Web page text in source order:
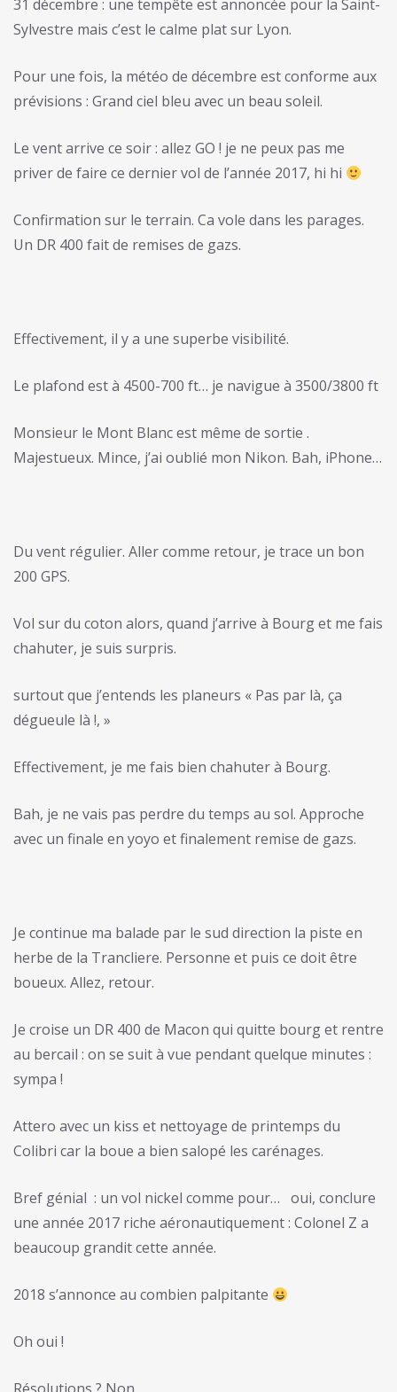
31 décembre : une tempête est annoncée pour la Saint-
Sylvestre mais c’est le calme plat sur Lyon.
Pour une fois, la météo de décembre est conforme aux
prévisions : Grand ciel bleu avec un beau soleil.
Le vent arrive ce soir : allez GO ! je ne peux pas me
priver de faire ce dernier vol de l’année 2017, hi hi
Confirmation sur le terrain. Ca vole dans les parages.
Un DR 400 fait de remises de gazs.
Effectivement, il y a une superbe visibilité.
Le plafond est à 4500-700 ft… je navigue à 3500/3800 ft
Monsieur le Mont Blanc est même de sortie .
Majestueux. Mince, j’ai oublié mon Nikon. Bah, iPhone…
Du vent régulier. Aller comme retour, je trace un bon
200 GPS.
Vol sur du coton alors, quand j’arrive à Bourg et me fais
chahuter, je suis surpris.
surtout que j’entends les planeurs « Pas par là, ça
dégueule là !, »
Effectivement, je me fais bien chahuter à Bourg.
Bah, je ne vais pas perdre du temps au sol. Approche
avec un finale en yoyo et finalement remise de gazs.
Je continue ma balade par le sud direction la piste en
herbe de la Trancliere. Personne et puis ce doit être
boueux. Allez, retour.
Je croise un DR 400 de Macon qui quitte bourg et rentre
au bercail : on se suit à vue pendant quelque minutes :
sympa !
Attero avec un kiss et nettoyage de printemps du
Colibri car la boue a bien salopé les carénages.
Bref génial : un vol nickel comme pour… oui, conclure
une année 2017 riche aéronautiquement : Colonel Z a
beaucoup grandit cette année.
2018 s’annonce au combien palpitante
Oh oui !